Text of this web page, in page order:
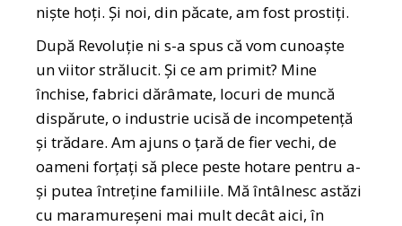
niște hoți. Și noi, din păcate, am fost prostiți.
După Revoluție ni s-a spus că vom cunoaște
un viitor strălucit. Și ce am primit? Mine
închise, fabrici dărâmate, locuri de muncă
dispărute, o industrie ucisă de incompetență
și trădare. Am ajuns o țară de fier vechi, de
oameni forțați să plece peste hotare pentru a-
și putea întreține familiile. Mă întâlnesc astăzi
cu maramureșeni mai mult decât aici, în